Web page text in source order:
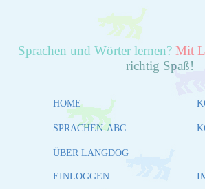
Sprachen und Wörter lernen? Mit
richtig Spaß!
HOME
SPRACHEN-ABC
ÜBER LANGDOG
EINLOGGEN